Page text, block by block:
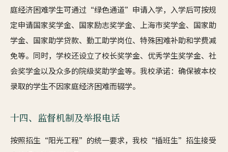
庭经济困难学生可通过“绿色通道”申请入学，入学后可按规
定申请国家奖学金、国家励志奖学金、上海市奖学金、国家助
学金、国家助学贷款、勤工助学岗位、特殊困难补助和学费减
免等。同时，学校还设立了校长奖学金、优秀学生奖学金、社
会奖学金以及众多的院级奖助学金等。我校承诺：确保被本校
录取的学生不因家庭经济困难而辍学。
十四、监督机制及举报电话
按照招生“阳光工程”的统一要求，我校“插班生”招生接受